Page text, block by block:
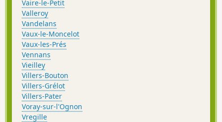
Vaire-le-Petit
Valleroy
Vandelans
Vaux-le-Moncelot
Vaux-les-Prés
Vennans
Vieilley
Villers-Bouton
Villers-Grélot
Villers-Pater
Voray-sur-l'Ognon
Vregille